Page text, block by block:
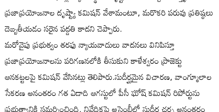
ప్రజాప్రయోజనాల దృష్ట్యా కమిషన్‌ వేశామంటూ, మరొకరి పరువు ప్రతిష్ఠలు
దెబ్బతీయడం సరైన పద్దతి కాదని చెప్పారు.
మరోవైపు ప్రభుత్వం తరఫు న్యాయవాదులు వాదనలు వినిపిస్తూ
ప్రజాప్రయోజనాలను పరిగణనలోకి తీసుకుని కాళేశ్వరం ప్రాజెక్టు
ఆనకట్టలపై కమిషన్‌ వేసినట్లు తెలిపారు.సుదీర్ఘమైన విచారణ, వాంగ్మూలాల
సేకరణ అనంతరం గత ఏడాది ఆగస్టులో పీసీ ఘోష్ కమిషన్‌ రిపోర్టును
ప్రభుత్వానికి సమర్పించింది. నివేదికపై అసెంబ్లీలో సుదీర్ఘ చర్చ అనంతరం